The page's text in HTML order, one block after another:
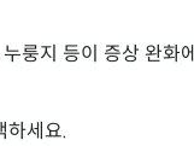
룽지 등이 증상 완화에
하세요.